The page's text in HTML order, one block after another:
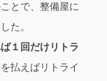
とで、整備屋に
た。
１回だけリトラ
払えばリトライ